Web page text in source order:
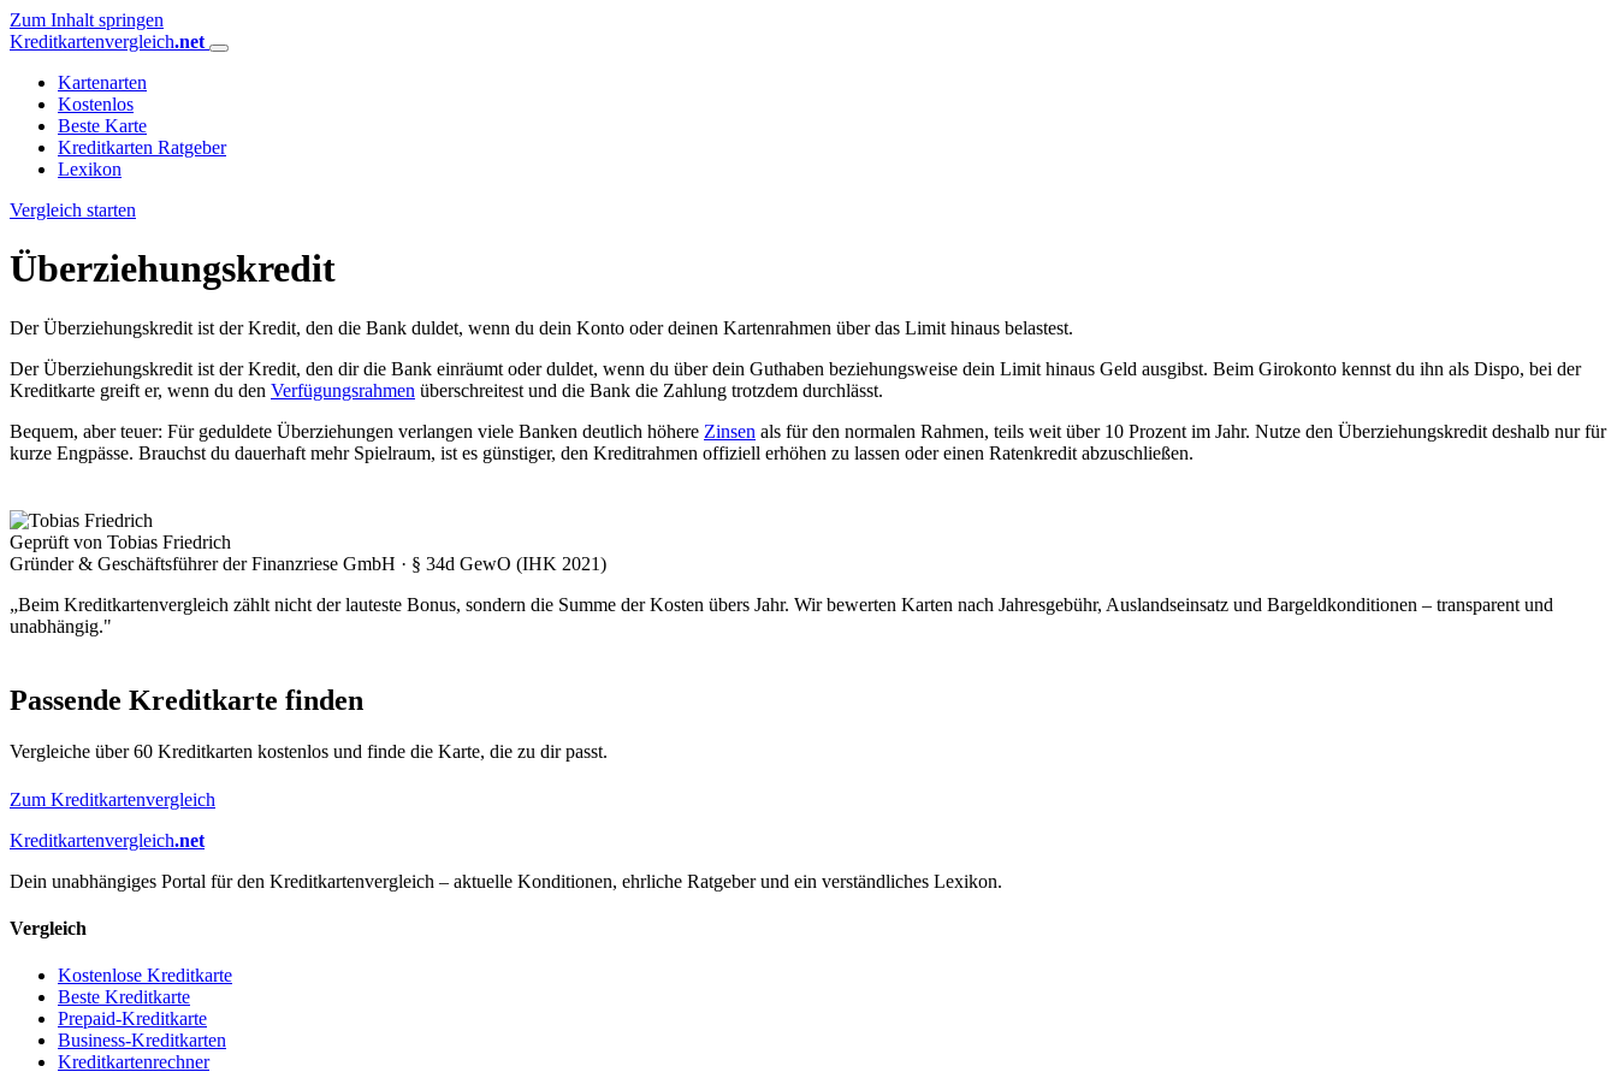
Zum Inhalt springen
Kreditkartenvergleich.net
Kartenarten
Kostenlos
Beste Karte
Kreditkarten Ratgeber
Lexikon
Vergleich starten
Überziehungskredit
Der Überziehungskredit ist der Kredit, den die Bank duldet, wenn du dein Konto oder deinen Kartenrahmen über das Limit hinaus belastest.
Der Überziehungskredit ist der Kredit, den dir die Bank einräumt oder duldet, wenn du über dein Guthaben beziehungsweise dein Limit hinaus Geld ausgibst. Beim Girokonto kennst du ihn als Dispo, bei der
Kreditkarte greift er, wenn du den Verfügungsrahmen überschreitest und die Bank die Zahlung trotzdem durchlässt.
Bequem, aber teuer: Für geduldete Überziehungen verlangen viele Banken deutlich höhere Zinsen als für den normalen Rahmen, teils weit über 10 Prozent im Jahr. Nutze den Überziehungskredit deshalb nur für
kurze Engpässe. Brauchst du dauerhaft mehr Spielraum, ist es günstiger, den Kreditrahmen offiziell erhöhen zu lassen oder einen Ratenkredit abzuschließen.
Geprüft von Tobias Friedrich
Gründer & Geschäftsführer der Finanzriese GmbH · § 34d GewO (IHK 2021)
„Beim Kreditkartenvergleich zählt nicht der lauteste Bonus, sondern die Summe der Kosten übers Jahr. Wir bewerten Karten nach Jahresgebühr, Auslandseinsatz und Bargeldkonditionen – transparent und
unabhängig."
Passende Kreditkarte finden
Vergleiche über 60 Kreditkarten kostenlos und finde die Karte, die zu dir passt.
Zum Kreditkartenvergleich
Kreditkartenvergleich.net
Dein unabhängiges Portal für den Kreditkartenvergleich – aktuelle Konditionen, ehrliche Ratgeber und ein verständliches Lexikon.
Vergleich
Kostenlose Kreditkarte
Beste Kreditkarte
Prepaid-Kreditkarte
Business-Kreditkarten
Kreditkartenrechner